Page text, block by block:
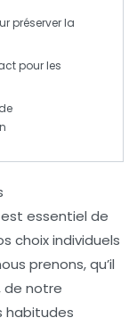
préserver la
pour les
essentiel de
choix individuels
prenons, qu’il
de notre
habitudes